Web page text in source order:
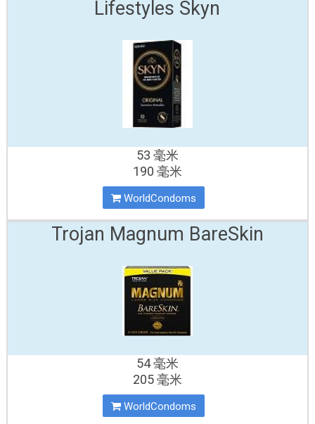
Lifestyles Skyn
53 毫米
190 毫米
WorldCondoms
Trojan Magnum BareSkin
54 毫米
205 毫米
WorldCondoms